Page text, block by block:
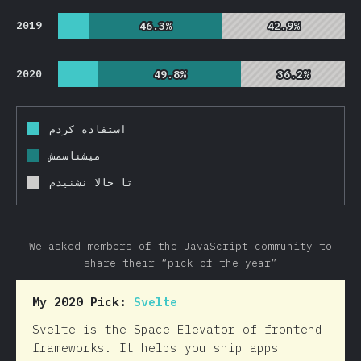
2019 46.3%
46.3% 42.9%
42.9%
2020 49.8%
49.8% 36.2%
36.2%
استفاده کردم
میشناسمش
تا حالا نشنیدم
We asked members of the JavaScript community to
share their “pick of the year”
My 2020 Pick: Svelte
Svelte is the Space Elevator of frontend
frameworks. It helps you ship apps